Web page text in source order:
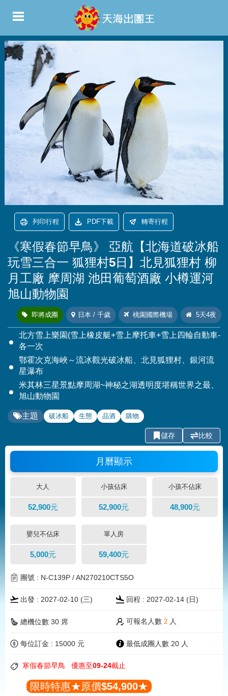
列印行程 PDF下載 轉寄行程
《寒假春節早鳥》
亞航【北海道破冰船
玩雪三合一 狐狸村5日】北見狐狸村 柳
月工廠 摩周湖 池田葡萄酒廠 小樽運河
旭山動物園
即將成團 日本 / 千歲 桃園國際機場 5天4夜
北方雪上樂園(雪上橡皮艇+雪上摩托車+雪上四輪自動車-
各一次
鄂霍次克海峽～流冰觀光破冰船、北見狐狸村、銀河流
星瀑布
米其林三星景點摩周湖~神秘之湖透明度堪稱世界之最、
旭山動物園
主題 破冰船 生態 品酒 購物
儲存 比較
月曆顯示
大人 小孩佔床 小孩不佔床
52,900元 52,900元 48,900元
嬰兒不佔床 單人房
5,000元 59,400元
團號 : N-C139P / AN270210CTS5O
出發 : 2027-02-10 (三) 回程 : 2027-02-14 (日)
總機位數 30 席 可報名人數2 人
每位訂金 : 15000 元 最低成團人數 20 人
寒假春節早鳥 優惠至09-24截止
限時特惠★原價$54,900★